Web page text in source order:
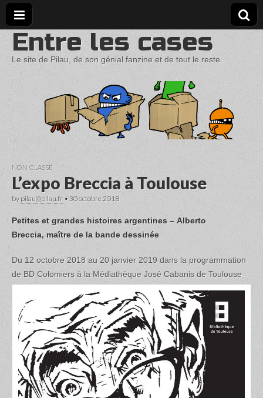
Entre les cases
Le site de Pilau, de son génial fanzine et de tout le reste
NON CLASSÉ
L’expo Breccia à Toulouse
by pilau@pilau.fr •30 octobre 2018
Petites et grandes histoires argentines – Alberto
Breccia, maître de la bande dessinée
Du 12 octobre 2018 au 20 janvier 2019 dans la programmation
de BD Colomiers à laMédiathèque José Cabanis de Toulouse